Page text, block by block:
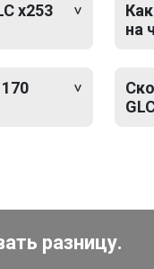
x253
на
разницу.